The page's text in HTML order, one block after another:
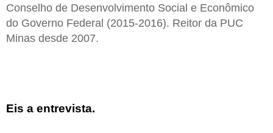
Conselho de Desenvolvimento Social e Econômico
do Governo Federal (2015-2016). Reitor da PUC
Minas desde 2007.
Eis a entrevista.